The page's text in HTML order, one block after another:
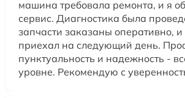
машина требовала ремонта, и я
сервис. Диагностика была
запчасти заказаны оперативно, и
приехал на следующий день.
пунктуальность и надежность -
уровне. Рекомендую с